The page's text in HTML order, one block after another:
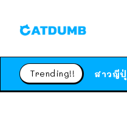
Trending!!